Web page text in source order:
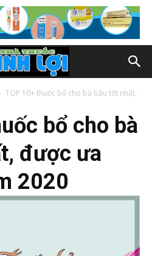
TOP 10+ thuốc bổ cho bà bầu tốt nhất,
bổ cho bà
được ưa
2020